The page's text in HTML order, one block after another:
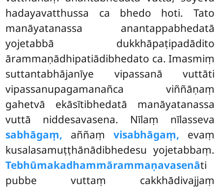
hadayavatthussa ca bhedo hoti. Tato
manāyatanassa anantappabhedatā
yojetabbā dukkhāpaṭipadādito
ārammaṇādhipatiādibhedato ca. Imasmiṃ
suttantabhājanīye vipassanā vuttāti
vipassanupagamanañca viññāṇaṃ
gahetvā ekāsītibhedatā manāyatanassa
vuttā niddesavasena. Nīlaṃ nīlasseva
sabhāgaṃ, aññaṃ visabhāgaṃ, evaṃ
kusalasamuṭṭhānādibhedesu yojetabbaṃ.
Tebhūmakadhammārammaṇavasenāti
pubbe vuttaṃ cakkhādivajjaṃ